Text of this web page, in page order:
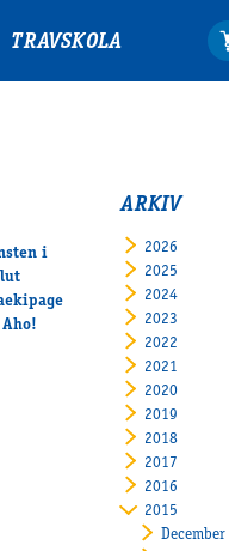
TRAVSKOLA
i
ARKIV
2026
2025
2024
2023
2022
2021
2020
2019
2018
2017
2016
2015
December